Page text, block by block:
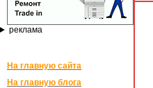
реклама
На главную сайта
На главную блога